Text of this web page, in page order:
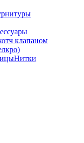
клапаном
Нитки